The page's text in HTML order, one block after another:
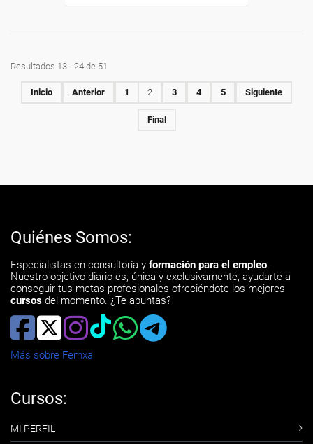
Resultados 13 - 24 de 51
Inicio Anterior 1 2 3 4 5 Siguiente
Final
Quiénes Somos:
Especialistas en consultoría y formación para el empleo.
Nuestro objetivo diario es, única y exclusivamente, ayudarte a
conseguir tus metas profesionales ofreciéndote los mejores
cursos del momento. ¿Te apuntas?
Más sobre Femxa
Cursos:
MI PERFIL